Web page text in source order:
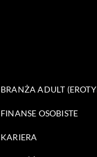
BRANŻA ADULT
FINANSE OSOBISTE
KARIERA